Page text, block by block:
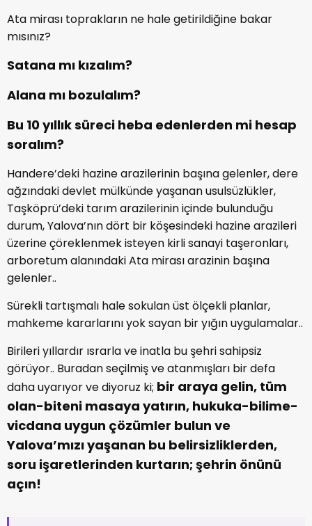
Ata mirası toprakların ne hale getirildiğine bakar
mısınız?
Satana mı kızalım?
Alana mı bozulalım?
Bu 10 yıllık süreci heba edenlerden mi hesap
soralım?
Handere’deki hazine arazilerinin başına gelenler, dere
ağzındaki devlet mülkünde yaşanan usulsüzlükler,
Taşköprü’deki tarım arazilerinin içinde bulunduğu
durum, Yalova’nın dört bir köşesindeki hazine arazileri
üzerine çöreklenmek isteyen kirli sanayi taşeronları,
arboretum alanındaki Ata mirası arazinin başına
gelenler..
Sürekli tartışmalı hale sokulan üst ölçekli planlar,
mahkeme kararlarını yok sayan bir yığın uygulamalar..
Birileri yıllardır ısrarla ve inatla bu şehri sahipsiz
görüyor.. Buradan seçilmiş ve atanmışları bir defa
daha uyarıyor ve diyoruz ki; bir araya gelin, tüm
olan-biteni masaya yatırın, hukuka-bilime-
vicdana uygun çözümler bulun ve
Yalova’mızı yaşanan bu belirsizliklerden,
soru işaretlerinden kurtarın; şehrin önünü
açın!